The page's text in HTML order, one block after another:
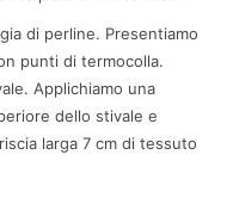
di perline. Presentiamo
punti di termocolla.
Applichiamo una
dello stivale e
larga 7 cm di tessuto